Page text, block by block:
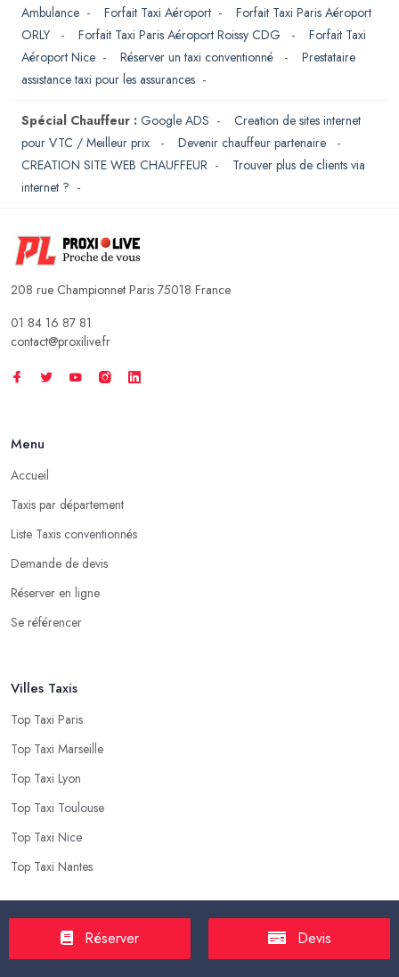
Ambulance - Forfait Taxi Aéroport - Forfait Taxi Paris Aéroport
ORLY
- Forfait Taxi Paris Aéroport Roissy CDG - Forfait Taxi
Aéroport Nice - Réserver un taxi conventionné - Prestataire
assistance taxi pour les assurances -
Spécial Chauffeur : Google ADS - Creation de sites internet
pour VTC / Meilleur prix
- Devenir chauffeur partenaire
-
CREATION SITE WEB CHAUFFEUR - Trouver plus de clients via
internet ? -
208 rue Championnet Paris 75018 France
01 84 16 87 81
contact@proxilive.fr
Menu
Accueil
Taxis par département
Liste Taxis conventionnés
Demande de devis
Réserver en ligne
Se référencer
Villes Taxis
Top Taxi Paris
Top Taxi Marseille
Top Taxi Lyon
Top Taxi Toulouse
Top Taxi Nice
Top Taxi Nantes
Top Taxis
Tarif Course Taxi
Réserver Devis